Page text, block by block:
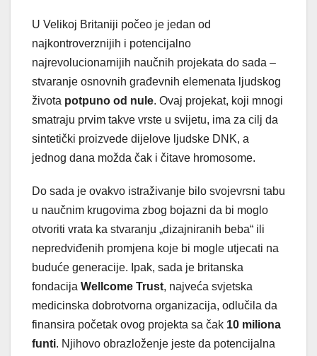
U Velikoj Britaniji počeo je jedan od
najkontroverznijih i potencijalno
najrevolucionarnijih naučnih projekata do sada –
stvaranje osnovnih građevnih elemenata ljudskog
života potpuno od nule. Ovaj projekat, koji mnogi
smatraju prvim takve vrste u svijetu, ima za cilj da
sintetički proizvede dijelove ljudske DNK, a
jednog dana možda čak i čitave hromosome.
Do sada je ovakvo istraživanje bilo svojevrsni tabu
u naučnim krugovima zbog bojazni da bi moglo
otvoriti vrata ka stvaranju „dizajniranih beba“ ili
nepredviđenih promjena koje bi mogle utjecati na
buduće generacije. Ipak, sada je britanska
fondacija Wellcome Trust, najveća svjetska
medicinska dobrotvorna organizacija, odlučila da
finansira početak ovog projekta sa čak 10 miliona
funti. Njihovo obrazloženje jeste da potencijalna